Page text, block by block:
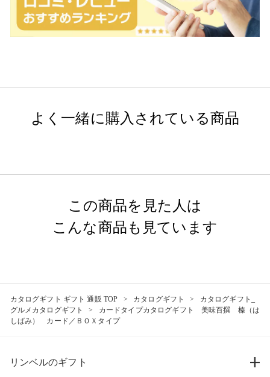
よく一緒に購入されている商品
この商品を見た人は
こんな商品も見ています
カタログギフト ギフト 通販 TOP カタログギフト
カタログギフト_
グルメカタログギフト
カードタイプカタログギフト 美味百撰 榛（は
しばみ） カード／ＢＯＸタイプ
リンベルのギフト